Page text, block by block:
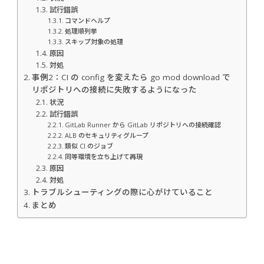
試行錯誤
コマンドヘルプ
処理順列挙
スキップ対象の処理
原因
対処
事例2：CI の config を変えたら go mod download で
リポジトリへの接続に失敗するようになった
状況
試行錯誤
GitLab Runner から GitLab リポジトリへの接続確認
ALB のセキュリティグループ
類似 CI のジョブ
同等環境を立ち上げて再現
原因
対処
トラブルシューティングの際に心がけていること
まとめ